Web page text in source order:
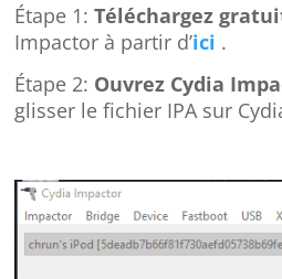
Étape 1:Téléchargez
Impactor à partir d’ici .
Étape 2: Ouvrez Cydia
glisser le fichier IPA sur